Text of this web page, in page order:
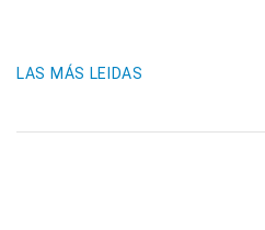
LAS MÁS LEIDAS